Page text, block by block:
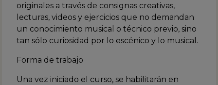
originales a través de consignas creativas,
lecturas, videos y ejercicios que no demandan
un conocimiento musical o técnico previo, sino
tan sólo curiosidad por lo escénico y lo musical.
Forma de trabajo
Una vez iniciado el curso, se habilitarán en